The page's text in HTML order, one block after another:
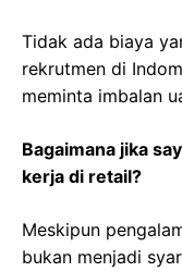
Tidak ada biaya
rekrutmen di
meminta imbalan
Bagaimana jika
kerja di retail?
Meskipun
bukan menjadi